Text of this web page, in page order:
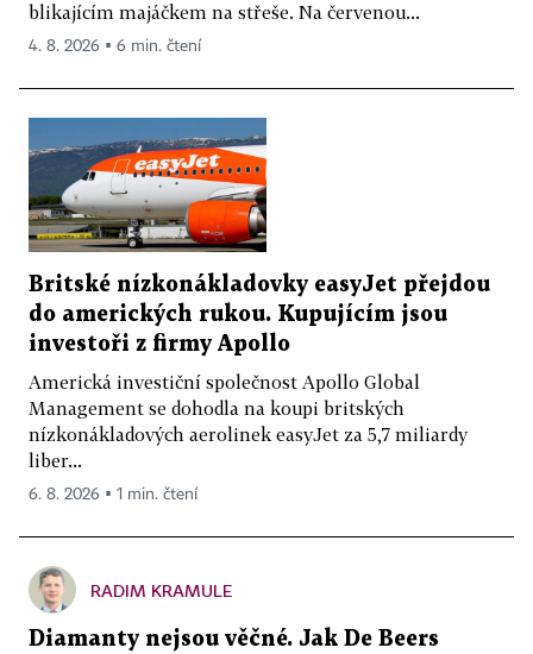
blikajícím majáčkem na střeše. Na červenou...
4. 8. 2026 ▪ 6 min. čtení
Britské nízkonákladovky easyJet přejdou
do amerických rukou. Kupujícím jsou
investoři z firmy Apollo
Americká investiční společnost Apollo Global
Management se dohodla na koupi britských
nízkonákladových aerolinek easyJet za 5,7 miliardy
liber...
6. 8. 2026 ▪ 1 min. čtení
RADIM KRAMULE
Diamanty nejsou věčné. Jak De Beers